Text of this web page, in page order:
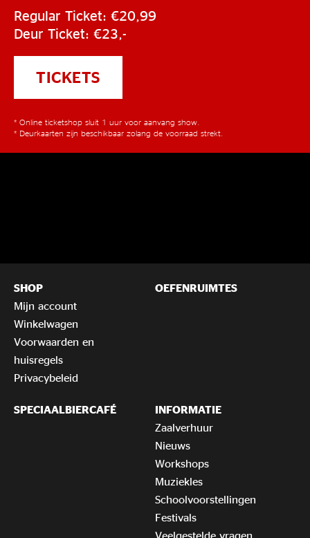
Regular Ticket: €20,99
Deur Ticket: €23,-
TICKETS
* Online ticketshop sluit 1 uur voor aanvang show.
* Deurkaarten zijn beschikbaar zolang de voorraad strekt.
SHOP
Mijn account
Winkelwagen
Voorwaarden en
huisregels
Privacybeleid
OEFENRUIMTES
SPECIAALBIERCAFÉ
INFORMATIE
Zaalverhuur
Nieuws
Workshops
Muziekles
Schoolvoorstellingen
Festivals